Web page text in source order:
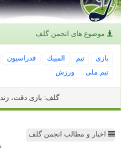
موضوع های انجمن گلف
بازی تیم المپیك فدراسیون
تیم ملی
ورزش
گلف: بازی دقت،
اخبار و مطالب انجمن گلف